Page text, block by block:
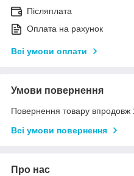
Післяплата
Оплата на рахунок
Всі умови оплати
Умови повернення
Повернення товару впродовж
Всі умови повернення
Про нас